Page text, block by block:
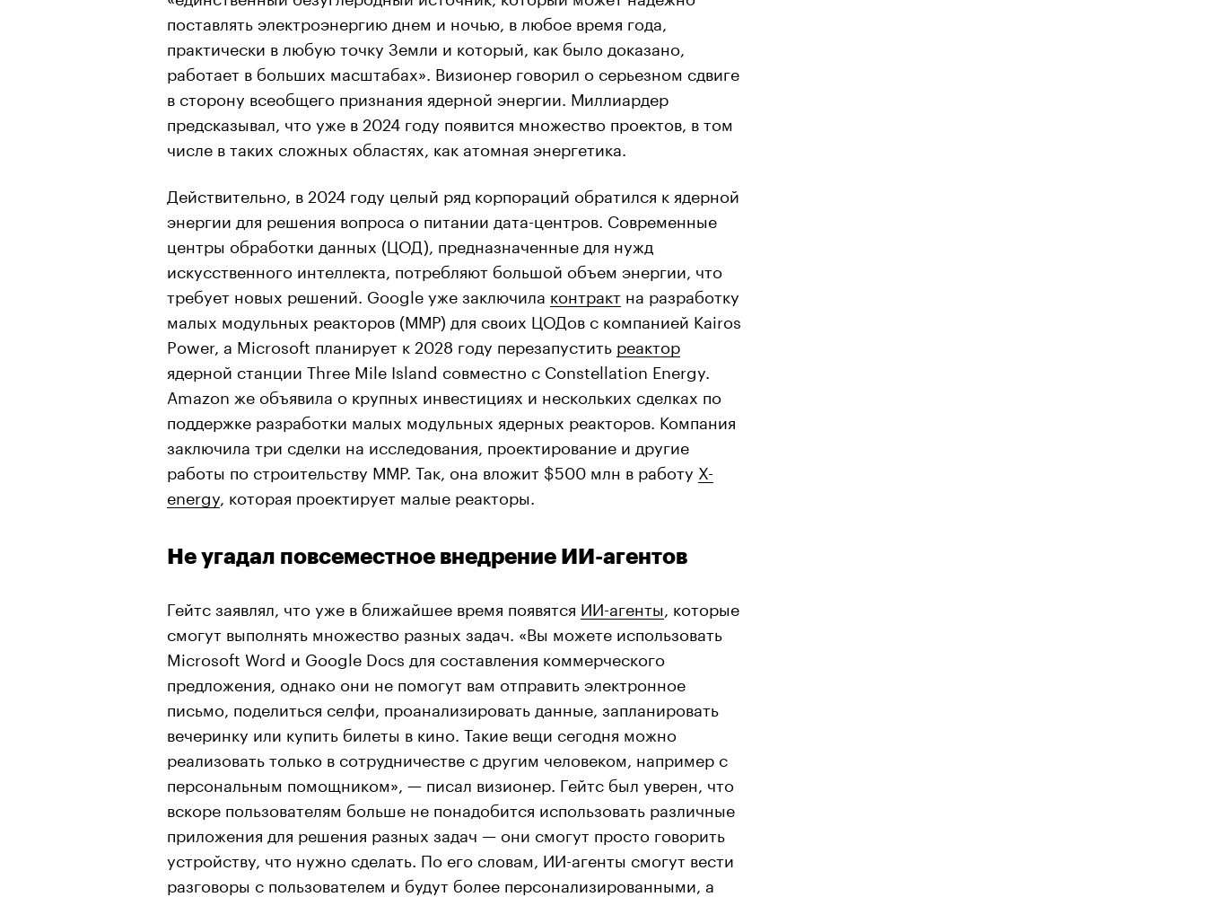
поставлять электроэнергию днем и ночью, в любое время года,
практически в любую точку Земли и который, как было доказано,
работает в больших масштабах». Визионер говорил о серьезном сдвиге
в сторону всеобщего признания ядерной энергии. Миллиардер
предсказывал, что уже в 2024 году появится множество проектов, в том
числе в таких сложных областях, как атомная энергетика.
Действительно, в 2024 году целый ряд корпораций обратился к ядерной
энергии для решения вопроса о питании дата-центров. Современные
центры обработки данных (ЦОД), предназначенные для нужд
искусственного интеллекта, потребляют большой объем энергии, что
требует новых решений. Google уже заключила контракт на разработку
малых модульных реакторов (ММР) для своих ЦОДов с компанией Kairos
Power, а Microsoft планирует к 2028 году перезапустить реактор
ядерной станции Three Mile Island совместно с Constellation Energy.
Amazon же объявила о крупных инвестициях и нескольких сделках по
поддержке разработки малых модульных ядерных реакторов. Компания
заключила три сделки на исследования, проектирование и другие
работы по строительству ММР. Так, она вложит $500 млн в работу X-
energy , которая проектирует малые реакторы.
Не угадал повсеместное внедрение ИИ-агентов
Гейтс заявлял, что уже в ближайшее время появятся ИИ-агенты , которые
смогут выполнять множество разных задач. «Вы можете использовать
Microsoft Word и Google Docs для составления коммерческого
предложения, однако они не помогут вам отправить электронное
письмо, поделиться селфи, проанализировать данные, запланировать
вечеринку или купить билеты в кино. Такие вещи сегодня можно
реализовать только в сотрудничестве с другим человеком, например с
персональным помощником», — писал визионер. Гейтс был уверен, что
вскоре пользователям больше не понадобится использовать различные
приложения для решения разных задач — они смогут просто говорить
устройству, что нужно сделать. По его словам, ИИ-агенты смогут вести
разговоры с пользователем и будут более персонализированными, а